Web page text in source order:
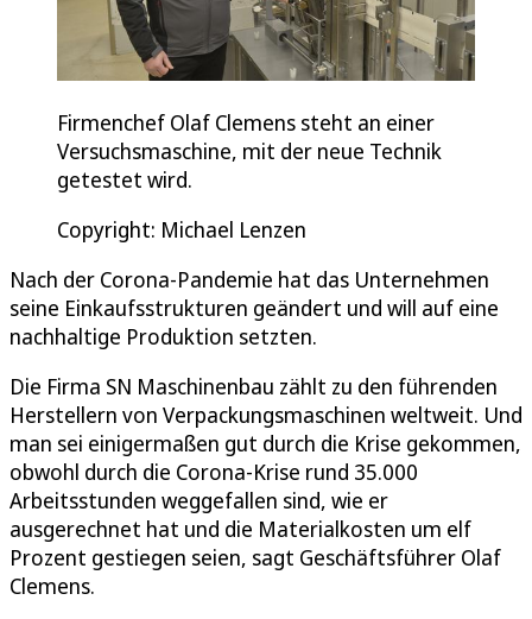
Firmenchef Olaf Clemens steht an einer
Versuchsmaschine, mit der neue Technik
getestet wird.
Copyright: Michael Lenzen
Nach der Corona-Pandemie hat das Unternehmen
seine Einkaufsstrukturen geändert und will auf eine
nachhaltige Produktion setzten.
Die Firma SN Maschinenbau zählt zu den führenden
Herstellern von Verpackungsmaschinen weltweit. Und
man sei einigermaßen gut durch die Krise gekommen,
obwohl durch die Corona-Krise rund 35.000
Arbeitsstunden weggefallen sind, wie er
ausgerechnet hat und die Materialkosten um elf
Prozent gestiegen seien, sagt Geschäftsführer Olaf
Clemens.